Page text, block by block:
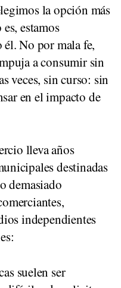
la opción más
estamos
No por mala fe,
a consumir sin
veces, sin curso: sin
en el impacto de
lleva años
destinadas
demasiado
independientes
suelen ser